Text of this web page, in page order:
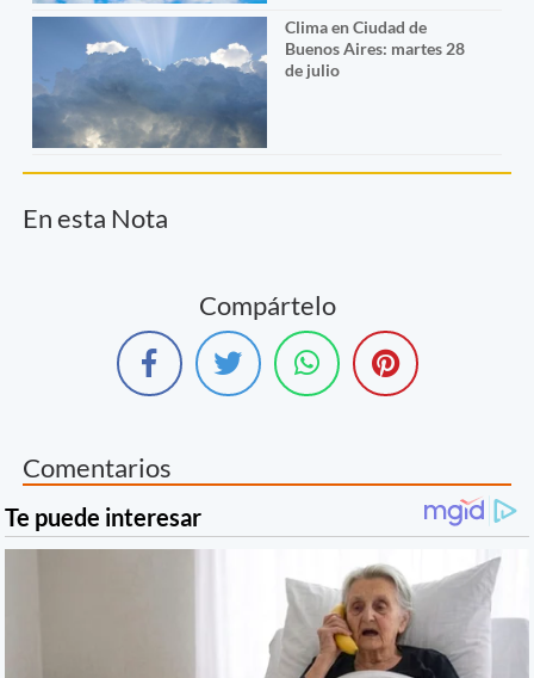
Clima en Ciudad de
Buenos Aires: martes 28
de julio
En esta Nota
Compártelo
Comentarios